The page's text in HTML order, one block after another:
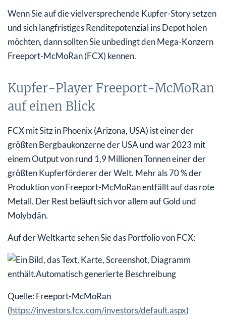
Freeport forciert offenbar erst mal keine größeren
Zukäufe
Mein Fazit für Sie: FCX-Aktie mit Potenzial
Wenn Sie auf die vielversprechende Kupfer-Story setzen
und sich langfristiges Renditepotenzial ins Depot holen
möchten, dann sollten Sie unbedingt den Mega-Konzern
Freeport-McMoRan (FCX) kennen.
Kupfer-Player Freeport-McMoRan
auf einen Blick
FCX mit Sitz in Phoenix (Arizona, USA) ist einer der
größten Bergbaukonzerne der USA und war 2023 mit
einem Output von rund 1,9 Millionen Tonnen einer der
größten Kupferförderer der Welt. Mehr als 70 % der
Produktion von Freeport-McMoRan entfällt auf das rote
Metall. Der Rest beläuft sich vor allem auf Gold und
Molybdän.
Auf der Weltkarte sehen Sie das Portfolio von FCX:
Quelle: Freeport-McMoRan
(https://investors.fcx.com/investors/default.aspx)